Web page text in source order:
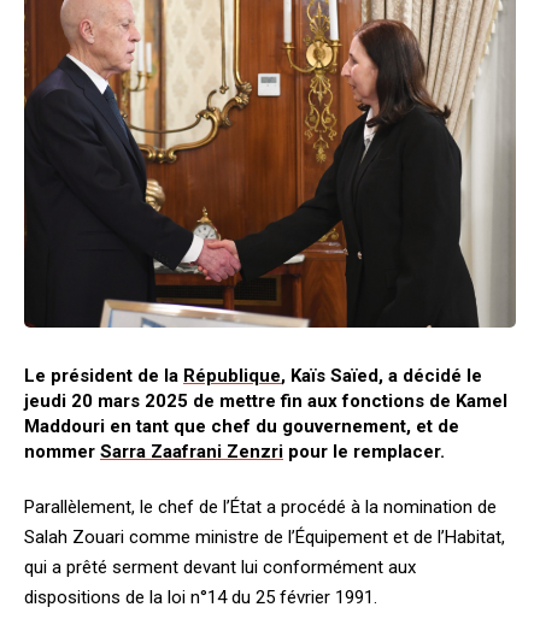
Le président de la République, Kaïs Saïed, a décidé le
jeudi 20 mars 2025 de mettre fin aux fonctions de Kamel
Maddouri en tant que chef du gouvernement, et de
nommer Sarra Zaafrani Zenzri pour le remplacer.
Parallèlement, le chef de l’État a procédé à la nomination de
Salah Zouari comme ministre de l’Équipement et de l’Habitat,
qui a prêté serment devant lui conformément aux
dispositions de la loi n°14 du 25 février 1991.